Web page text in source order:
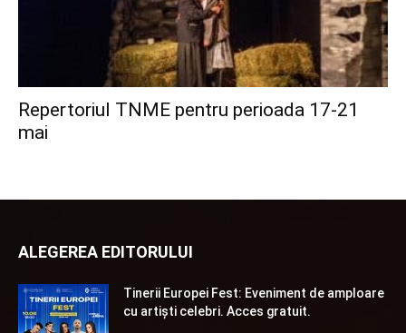
Repertoriul TNME pentru perioada 17-21
mai
ALEGEREA EDITORULUI
Tinerii Europei Fest: Eveniment de amploare
cu artiști celebri. Acces gratuit.